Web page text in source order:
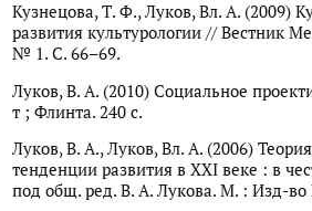
Кузнецова, Т. Ф., Луков, Вл. А. (2009)
развития культурологии // Вестник
№ 1. С. 66–69.
Луков, В. А. (2010) Социальное
т ; Флинта. 240 с.
Луков, В. А., Луков, Вл. А. (2006)
тенденции развития в XXI веке : в
под общ. ред. В. А. Лукова. М. : Изд-во